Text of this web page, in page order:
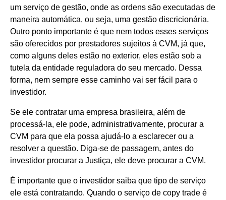
um serviço de gestão, onde as ordens são executadas de
maneira automática, ou seja, uma gestão discricionária.
Outro ponto importante é que nem todos esses serviços
são oferecidos por prestadores sujeitos à CVM, já que,
como alguns deles estão no exterior, eles estão sob a
tutela da entidade reguladora do seu mercado. Dessa
forma, nem sempre esse caminho vai ser fácil para o
investidor.
Se ele contratar uma empresa brasileira, além de
processá-la, ele pode, administrativamente, procurar a
CVM para que ela possa ajudá-lo a esclarecer ou a
resolver a questão. Diga-se de passagem, antes do
investidor procurar a Justiça, ele deve procurar a CVM.
É importante que o investidor saiba que tipo de serviço
ele está contratando. Quando o serviço de copy trade é